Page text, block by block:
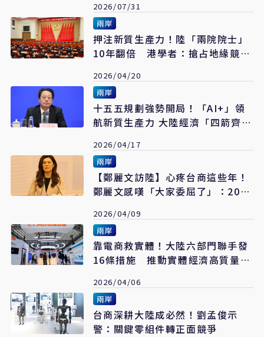
2026/07/31
兩岸
押注新質生產力！陸「兩院院士」
10年翻倍 港學者：搶占地緣競爭
2026/04/20
兩岸
十五五規劃強勢開局！「AI+」領
航新質生產力 大陸經濟「四箭齊
2026/04/17
兩岸
【鄭麗文訪陸】心疼台商這些年！
鄭麗文感嘆「大家委屈了」：2028
2026/04/09
兩岸
靠電商救實體！大陸六部門聯手發
16條措施 推動實體經濟高質量發
2026/04/06
兩岸
台商深耕大陸成必然！劉孟俊示
警：關鍵零組件轉正面競爭